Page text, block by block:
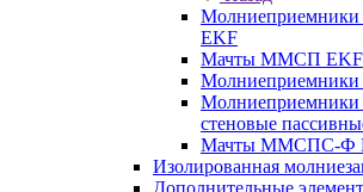
Молниеприемники
EKF
Мачты ММСП EKF
Молниеприемники
Молниеприемники
стеновые
Мачты ММСПС-Ф
Изолированная
Дополнительные